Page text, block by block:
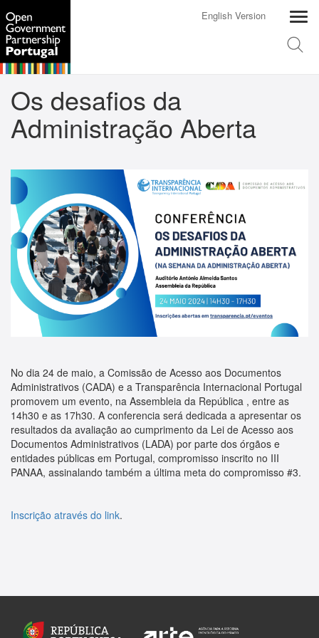
English Version
Os desafios da
Administração Aberta
No dia 24 de maio, a Comissão de Acesso aos Documentos
Administrativos (CADA) e a Transparência Internacional Portugal
promovem um evento, na Assembleia da República , entre as
14h30 e as 17h30. A conferencia será dedicada a apresentar os
resultados da avaliação ao cumprimento da Lei de Acesso aos
Documentos Administrativos (LADA) por parte dos órgãos e
entidades públicas em Portugal, compromisso inscrito no III
PANAA, assinalando também a última meta do compromisso #3.
Inscrição através do link.